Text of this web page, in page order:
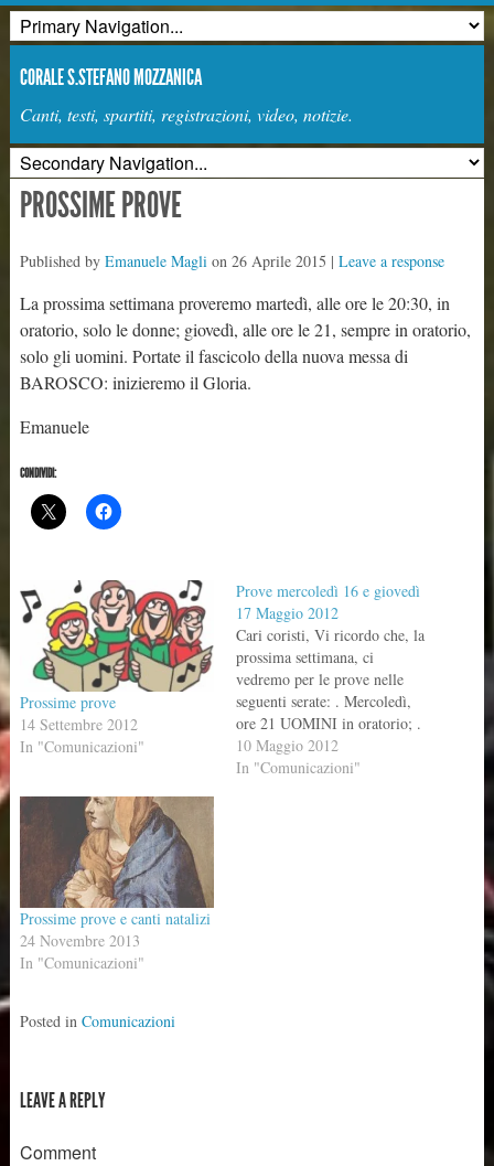
CORALE S.STEFANO MOZZANICA
Canti, testi, spartiti, registrazioni, video, notizie.
PROSSIME PROVE
Published by Emanuele Maglion 26 Aprile 2015 | Leave a response
La prossima settimana proveremo martedì, alle ore le 20:30, in
oratorio, solo le donne; giovedì, alle ore le 21, sempre in oratorio,
solo gli uomini. Portate il fascicolo della nuova messa di
BAROSCO: inizieremo il Gloria.
Emanuele
CONDIVIDI:
Prossime prove
14 Settembre 2012
In "Comunicazioni"
Prove mercoledì 16 e giovedì
17 Maggio 2012
Cari coristi, Vi ricordo che, la
prossima settimana, ci
vedremo per le prove nelle
seguenti serate: . Mercoledì,
ore 21 UOMINI in oratorio; .
Giovedì, ore 20.30 DONNE in
oratorio. Portate la sequenza di
10 Maggio 2012
In "Comunicazioni"
Prossime prove e canti natalizi
24 Novembre 2013
In "Comunicazioni"
Posted in Comunicazioni
LEAVE A REPLY
Comment